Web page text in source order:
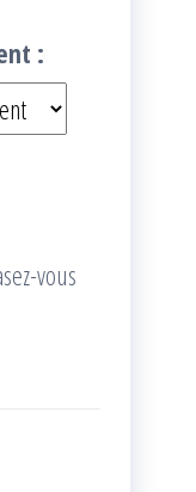
:
vous